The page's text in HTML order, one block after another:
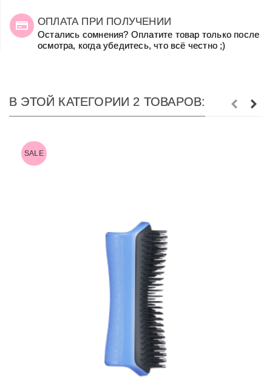
ОПЛАТА ПРИ ПОЛУЧЕНИИ
Остались сомнения? Оплатите товар только после
осмотра, когда убедитесь, что всё честно ;)
В ЭТОЙ КАТЕГОРИИ 2 ТОВАРОВ:
SALE